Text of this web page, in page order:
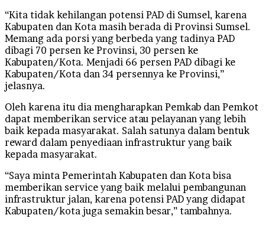
“Kita tidak kehilangan potensi PAD di Sumsel, karena
Kabupaten dan Kota masih berada di Provinsi Sumsel.
Memang ada porsi yang berbeda yang tadinya PAD
dibagi 70 persen ke Provinsi, 30 persen ke
Kabupaten/Kota. Menjadi 66 persen PAD dibagi ke
Kabupaten/Kota dan 34 persennya ke Provinsi,”
jelasnya.
Oleh karena itu dia mengharapkan Pemkab dan Pemkot
dapat memberikan service atau pelayanan yang lebih
baik kepada masyarakat. Salah satunya dalam bentuk
reward dalam penyediaan infrastruktur yang baik
kepada masyarakat.
“Saya minta Pemerintah Kabupaten dan Kota bisa
memberikan service yang baik melalui pembangunan
infrastruktur jalan, karena potensi PAD yang didapat
Kabupaten/kota juga semakin besar,” tambahnya.